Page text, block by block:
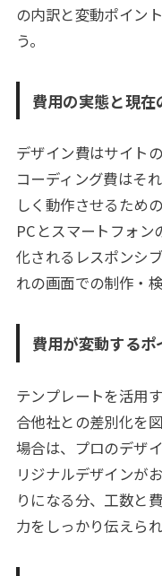
の内訳と変動ポイン
う。
費用の実態と現在
デザイン費はサイト
コーディング費はそ
しく動作させるため
PCとスマートフォン
化されるレスポンシ
れの画面での制作・
費用が変動するポ
テンプレートを活用
合他社との差別化を
場合は、プロのデザ
リジナルデザインが
りになる分、工数と
力をしっかり伝えら